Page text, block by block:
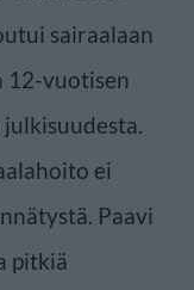
sairaalaan
12-vuotisen
ei
Paavi
pitkiä